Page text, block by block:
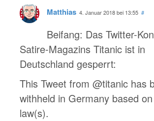
Matthias 4. Januar 2018 bei 13:55 #
Beifang: Das Twitter-
Satire-Magazins Titanic ist in
Deutschland gesperrt:
This Tweet from @titanic has
withheld in Germany based
law(s).